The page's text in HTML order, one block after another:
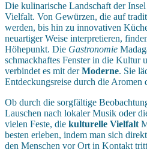
Die kulinarische Landschaft der
Vielfalt. Von Gewürzen, die auf
werden, bis hin zu innovativen
neuartiger Weise interpretieren,
Höhepunkt. Die Gastronomie
schmackhaftes Fenster in die Kultur
verbindet es mit derModerne. Sie
Entdeckungsreise durch die Aromen
Ob durch die sorgfältige
Lauschen nach lokaler Musik oder
vielen Feste, die kulturelle Vielfalt
besten erleben, indem man sich
den Menschen vor Ort in Kontakt